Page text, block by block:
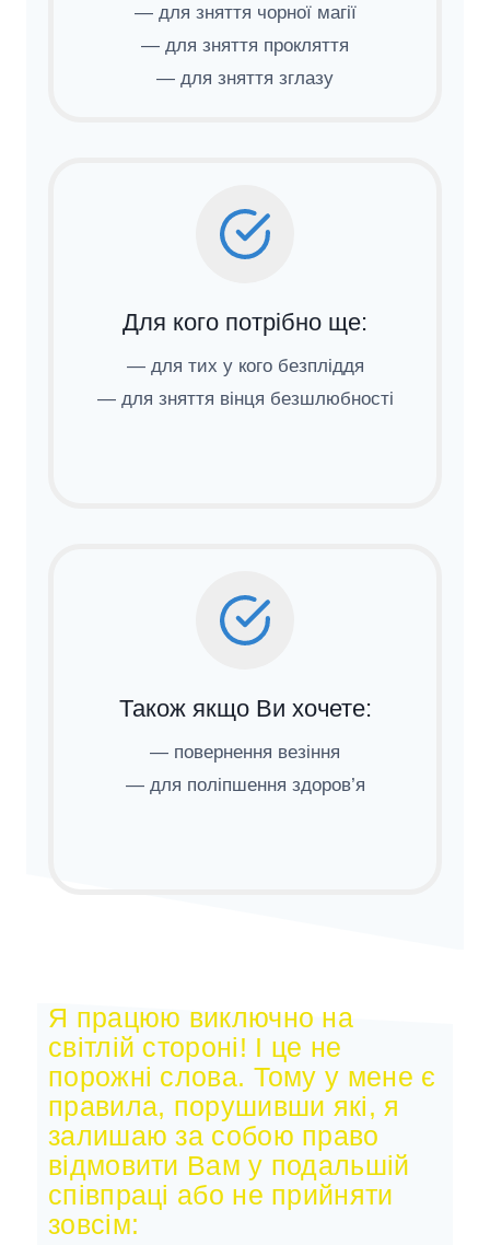
— для зняття чорної магії
— для зняття прокляття
— для зняття зглазу
Для кого потрібно ще:
— для тих у кого безпліддя
— для зняття вінця безшлюбності
Також якщо Ви хочете:
— повернення везіння
— для поліпшення здоров’я
Я працюю виключно на
світлій стороні! І це не
порожні слова. Тому у мене є
правила, порушивши які, я
залишаю за собою право
відмовити Вам у подальшій
співпраці або не прийняти
зовсім: